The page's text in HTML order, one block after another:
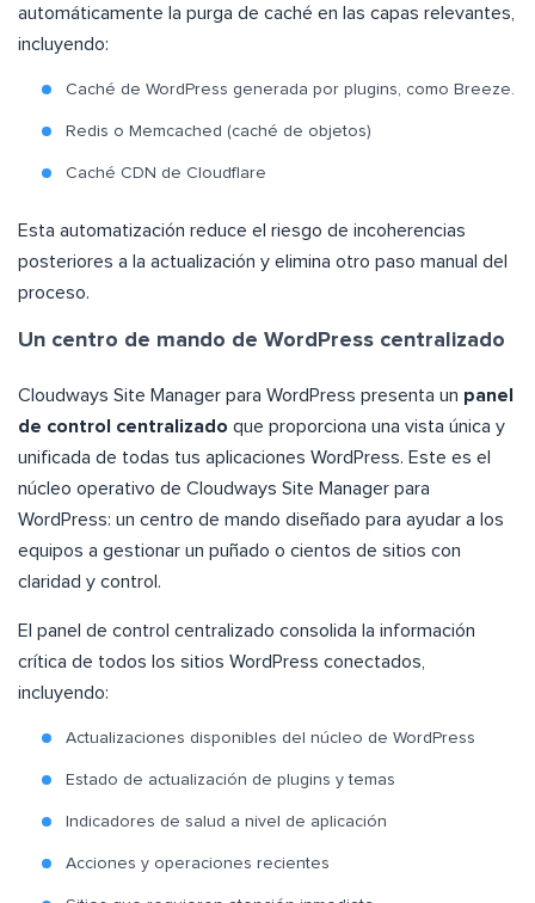
automáticamente la purga de caché en las capas relevantes,
incluyendo:
Caché de WordPress generada por plugins, como Breeze.
Redis o Memcached (caché de objetos)
Caché CDN de Cloudflare
Esta automatización reduce el riesgo de incoherencias
posteriores a la actualización y elimina otro paso manual del
proceso.
Un centro de mando de WordPress centralizado
Cloudways Site Manager para WordPress presenta un panel
de control centralizado que proporciona una vista única y
unificada de todas tus aplicaciones WordPress. Este es el
núcleo operativo de Cloudways Site Manager para
WordPress: un centro de mando diseñado para ayudar a los
equipos a gestionar un puñado o cientos de sitios con
claridad y control.
El panel de control centralizado consolida la información
crítica de todos los sitios WordPress conectados,
incluyendo:
Actualizaciones disponibles del núcleo de WordPress
Estado de actualización de plugins y temas
Indicadores de salud a nivel de aplicación
Acciones y operaciones recientes